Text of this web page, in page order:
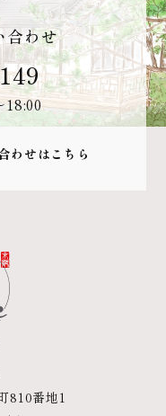
合わせ
18:00
わせはこちら
810番地1